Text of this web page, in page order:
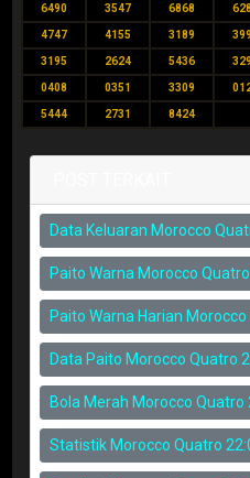
6490 3547 6868
4747 4155 3189
3195 2624 5436
0408 0351 3309
5444 2731 8424
Data Keluaran Morocco
Paito Warna Morocco
Paito Warna Harian
Data Paito Morocco Quatro
Bola Merah Morocco Quatro
Statistik Morocco Quatro